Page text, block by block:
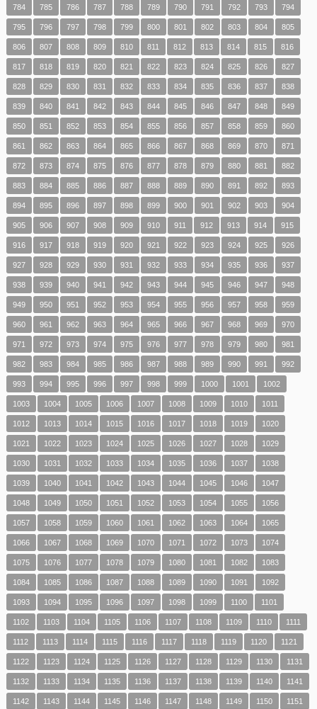
784 785 786 787 788 789 790 791 792 793 794
795 796 797 798 799 800 801 802 803 804 805
806 807 808 809 810 811 812 813 814 815 816
817 818 819 820 821 822 823 824 825 826 827
828 829 830 831 832 833 834 835 836 837 838
839 840 841 842 843 844 845 846 847 848 849
850 851 852 853 854 855 856 857 858 859 860
861 862 863 864 865 866 867 868 869 870 871
872 873 874 875 876 877 878 879 880 881 882
883 884 885 886 887 888 889 890 891 892 893
894 895 896 897 898 899 900 901 902 903 904
905 906 907 908 909 910 911 912 913 914 915
916 917 918 919 920 921 922 923 924 925 926
927 928 929 930 931 932 933 934 935 936 937
938 939 940 941 942 943 944 945 946 947 948
949 950 951 952 953 954 955 956 957 958 959
960 961 962 963 964 965 966 967 968 969 970
971 972 973 974 975 976 977 978 979 980 981
982 983 984 985 986 987 988 989 990 991 992
993 994 995 996 997 998 999 1000 1001 1002
1003 1004 1005 1006 1007 1008 1009 1010 1011
1012 1013 1014 1015 1016 1017 1018 1019 1020
1021 1022 1023 1024 1025 1026 1027 1028 1029
1030 1031 1032 1033 1034 1035 1036 1037 1038
1039 1040 1041 1042 1043 1044 1045 1046 1047
1048 1049 1050 1051 1052 1053 1054 1055 1056
1057 1058 1059 1060 1061 1062 1063 1064 1065
1066 1067 1068 1069 1070 1071 1072 1073 1074
1075 1076 1077 1078 1079 1080 1081 1082 1083
1084 1085 1086 1087 1088 1089 1090 1091 1092
1093 1094 1095 1096 1097 1098 1099 1100 1101
1102 1103 1104 1105 1106 1107 1108 1109 1110 1111
1112 1113 1114 1115 1116 1117 1118 1119 1120 1121
1122 1123 1124 1125 1126 1127 1128 1129 1130 1131
1132 1133 1134 1135 1136 1137 1138 1139 1140 1141
1142 1143 1144 1145 1146 1147 1148 1149 1150 1151